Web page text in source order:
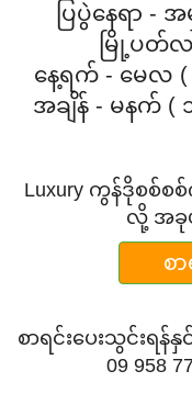
ပြပွဲနေရာ -
မြို့ပတ်
နေ့ရက် - မေလ (
အချိန် - မနက် (
Luxury ကွန်ဒိုစစ်စ
လို့ အခု
စ
စာရင်းပေးသွင်းရ
09 958